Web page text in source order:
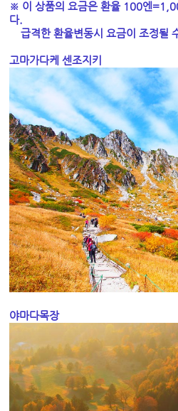
※ 이 상품의 요금은 환율 100엔
다.
급격한 환율변동시 요금이 조정될
고마가다케 센조지키
야마다목장